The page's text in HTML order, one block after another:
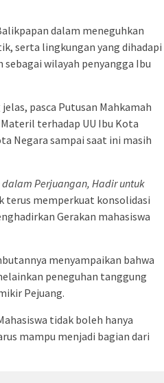
dalam meneguhkan
serta lingkungan yang dihadapi
wilayah penyangga Ibu
pasca Putusan Mahkamah
terhadap UU Ibu Kota
Negara sampai saat ini masih
dalam Perjuangan, Hadir untuk
terus memperkuat konsolidasi
Gerakan mahasiswa
menyampaikan bahwa
peneguhan tanggung
Pejuang.
tidak boleh hanya
mampu menjadi bagian dari